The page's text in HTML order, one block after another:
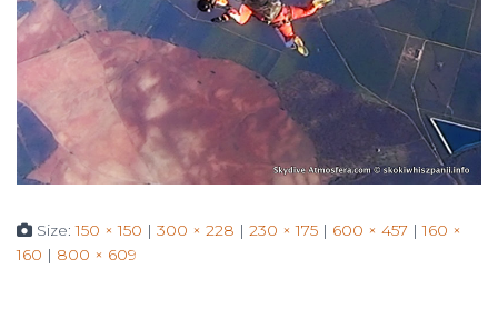
Size:150 × 150 | 300 × 228 | 230 × 175 | 600 × 457 | 160 ×
160 | 800 × 609